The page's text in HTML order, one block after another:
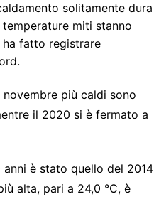
solitamente dura
temperature miti stanno
fatto registrare
più caldi sono
il 2020 si è fermato a
è stato quello del 2014
alta, pari a 24,0 °C, è